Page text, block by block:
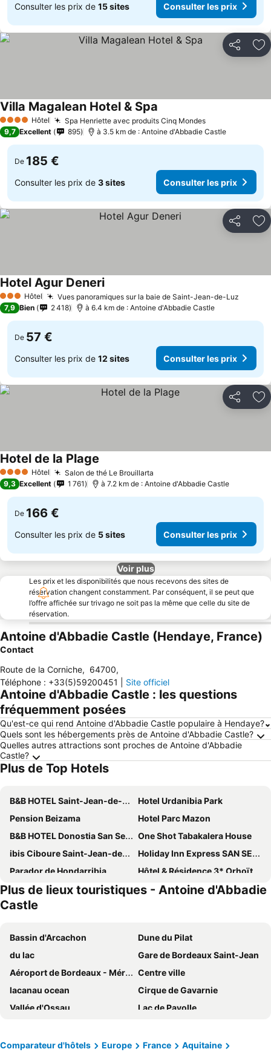
Consulter les prix de 15 sites Consulter les prix
Partager
4 Étoiles Hôtel Spa Henriette avec produits Cinq Mondes
Villa Magalean Hotel & Spa
9,7 Excellent 895 à 3.5 km de : Antoine d'Abbadie Castle
De 185 €
Consulter les prix de 3 sites Consulter les prix
Partager
3 ÉtoilesHôtel Vues panoramiques sur la baie de Saint-Jean-de-Luz
Hotel Agur Deneri
7,9 Bien 2 418 à 6.4 km de : Antoine d'Abbadie Castle
De 57 €
Consulter les prix de 12 sites Consulter les prix
Partager
4 Étoiles Hôtel Salon de thé Le Brouillarta
Hotel de la Plage
9,3 Excellent 1 761 à 7.2 km de : Antoine d'Abbadie Castle
De 166 €
Consulter les prix de 5 sites Consulter les prix
Voir plus
Les prix et les disponibilités que nous recevons des sites de
réservation changent constamment. Par conséquent, il se peut que
l’offre affichée sur trivago ne soit pas la même que celle du site de
réservation.
Antoine d'Abbadie Castle (Hendaye, France)
Contact
Route de la Corniche, 64700,
Téléphone : +33(5)59200451 Site officiel
Antoine d'Abbadie Castle : les questions
fréquemment posées
Qu'est-ce qui rend Antoine d'Abbadie Castle populaire à Hendaye?
Quels sont les hébergements près de Antoine d'Abbadie Castle?
Quelles autres attractions sont proches de Antoine d'Abbadie
Castle?
Plus de Top Hotels
B&B HOTEL Saint-Jean-de-Luz
Hotel Urdanibia Park
Pension Beizama
Hotel Parc Mazon
B&B HOTEL Donostia San Sebastián Aeropuerto
One Shot Tabakalera House
ibis Ciboure Saint-Jean-de-Luz
Holiday Inn Express SAN SEBASTIAN - ERRENTERIA by IHG
Parador de Hondarribia
Hôtel & Résidence 3* Orhoïtza - Vacances Bleues
Brit Hotel De Paris
Hotel Alcazar
Hôtel Valencia
ibis Irun
Colectia Hotel Urumea
Hôtel du Pont
Hôtel du Palais Biarritz, in The Unbound Collection by Hyatt
Hotel Rio Bidasoa
Hotel Colbert
Sercotel Jauregui
Hotel Onyarbi
Gurutzeberri
Hôtel Jules Verne
Hôtel Le Windsor Biarritz
Hôtel Prestige Odalys Erromardie
Plus de lieux touristiques - Antoine d'Abbadie
Castle
Bassin d'Arcachon
Dune du Pilat
du lac
Gare de Bordeaux Saint-Jean
Aéroport de Bordeaux - Mérignac
Centre ville
lacanau ocean
Cirque de Gavarnie
Vallée d'Ossau
Lac de Payolle
Basilique Notre Dame du Rosaire
Parc des Expositions de Bordeaux-Lac
Comparateur d'hôtels Europe France
Aquitaine